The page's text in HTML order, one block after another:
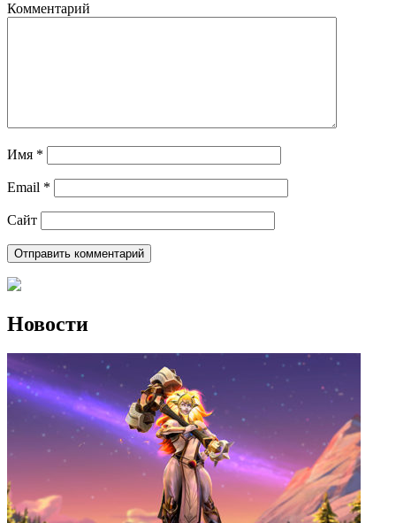
Комментарий
Имя *
Email *
Сайт
Новости